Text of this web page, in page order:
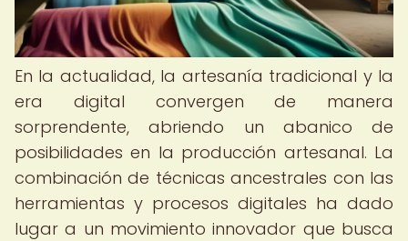
En la actualidad, la artesanía tradicional y la
era digital convergen de manera
sorprendente, abriendo un abanico de
posibilidades en la producción artesanal. La
combinación de técnicas ancestrales con las
herramientas y procesos digitales ha dado
lugar a un movimiento innovador que busca